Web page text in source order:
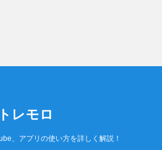
トレモロ
、アプリの使い方を詳しく解説！